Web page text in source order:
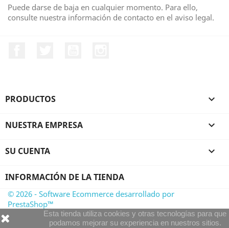
Puede darse de baja en cualquier momento. Para ello,
consulte nuestra información de contacto en el aviso legal.
PRODUCTOS 
NUESTRA EMPRESA 
SU CUENTA 
INFORMACIÓN DE LA TIENDA
Esta tienda utiliza cookies y otras tecnologías para que
podamos mejorar su experiencia en nuestros sitios.
© 2026 - Software Ecommerce desarrollado por
PrestaShop™